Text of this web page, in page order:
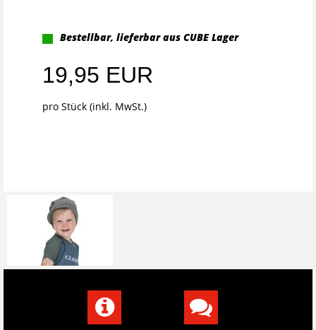
Bestellbar, lieferbar aus CUBE Lager
19,95 EUR
pro Stück (inkl. MwSt.)